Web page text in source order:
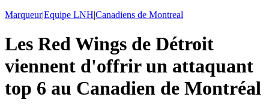
Marqueur|Equipe LNH|Canadiens de Montreal
Les Red Wings de Détroit
viennent d'offrir un attaquant
top 6 au Canadien de Montréal